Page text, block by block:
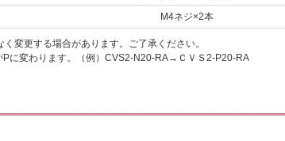
M4ネジ×2本
変更する場合があります。ご了承ください。
Pに変わります。（例）CVS2-N20-RA→ＣＶＳ2-P20-RA